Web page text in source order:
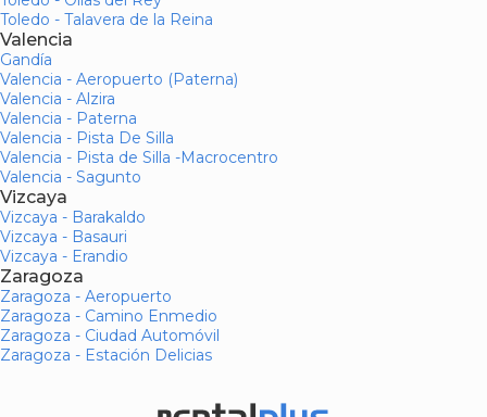
Toledo - Talavera de la Reina
Valencia
Gandía
Valencia - Aeropuerto (Paterna)
Valencia - Alzira
Valencia - Paterna
Valencia - Pista De Silla
Valencia - Pista de Silla -Macrocentro
Valencia - Sagunto
Vizcaya
Vizcaya - Barakaldo
Vizcaya - Basauri
Vizcaya - Erandio
Zaragoza
Zaragoza - Aeropuerto
Zaragoza - Camino Enmedio
Zaragoza - Ciudad Automóvil
Zaragoza - Estación Delicias